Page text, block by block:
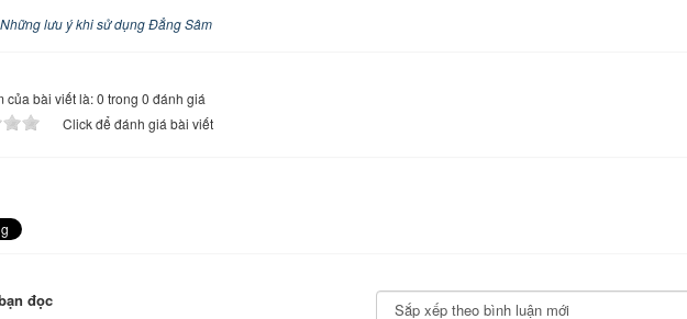
Những lưu ý khi sử dụng Đẳng Sâm
của bài viết là: 0 trong 0 đánh giá
Click để đánh giá bài viết
đọc